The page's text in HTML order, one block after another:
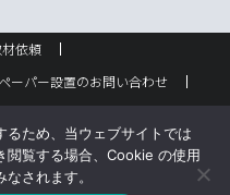
依頼
ーパー設置のお問い合わせ
岡崎 All rights reserved.
るため、当ウェブサイトでは
閲覧する場合、Cookie の使用
されます。